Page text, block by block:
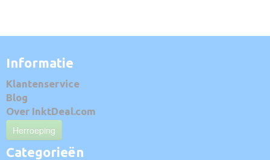
Informatie
Klantenservice
Blog
Over InktDeal.com
Herroeping
Categorieën